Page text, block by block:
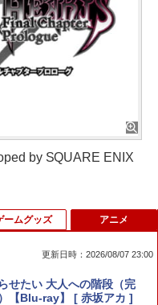
by SQUARE ENIX
ブレム 万紫千紅
カバー コントローラー
クキャップ PS4 コント
ームグッズ
ギア ソリッド ピースウ
アニメ
更新日時：2026/08/07 23:00
せたい 大人への階段（完
【Blu-ray】 [ 赤坂アカ ]